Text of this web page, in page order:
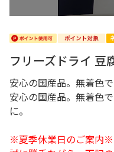
フリーズドライ 豆
安心の国産品。無着色で
安心の国産品。無着色
に。
※夏季休業日のご案内※